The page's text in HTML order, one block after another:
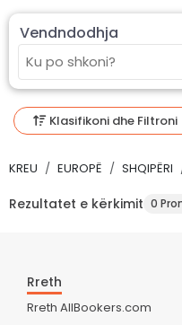
Vendndodhja
Klasifikoni dhe Filtroni
KREU EUROPË SHQIPËRI
Rezultatet e kërkimit 0
Rreth
Rreth AllBookers.com